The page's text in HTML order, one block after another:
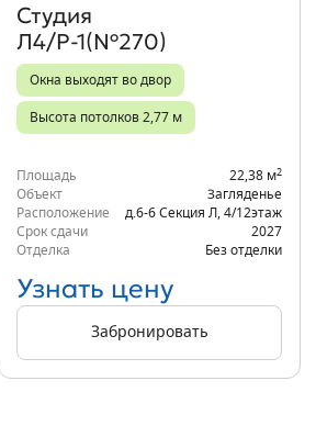
Студия
Л4/Р-1(№270)
Окна выходят во двор
Высота потолков 2,77 м
Площадь 22,38 м2
Объект
Загляденье
Расположение
д.6-6 Секция Л 4/12этаж
Срок сдачи
2027
Отделка
Без отделки
Узнать цену
Забронировать